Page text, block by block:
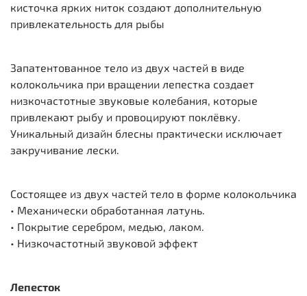
кисточка ярких ниток создают дополнительную
привлекательность для рыбы
Запатентованное тело из двух частей в виде
колокольчика при вращении лепестка создает
низкочастотные звуковые колебания, которые
привлекают рыбу и провоцируют поклёвку.
Уникальный дизайн блесны практически исключает
закручивание лески.
Состоящее из двух частей тело в форме колокольчика
• Механически обработанная латунь.
• Покрытие серебром, медью, лаком.
• Низкочастотный звуковой эффект
Лепесток